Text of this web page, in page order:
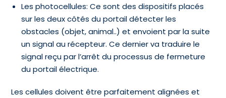
Les photocellules: Ce sont des dispositifs placés
sur les deux côtés du portail détecter les
obstacles (objet, animal..) et envoient par la suite
un signal au récepteur. Ce dernier va traduire le
signal reçu par l’arrêt du processus de fermeture
du portail électrique.
Les cellules doivent être parfaitement alignées et